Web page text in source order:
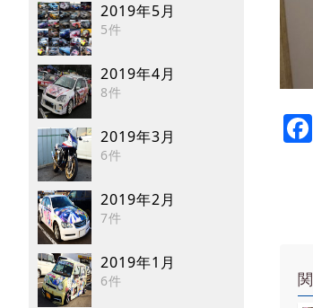
2019年5月
5件
2019年4月
8件
2019年3月
6件
2019年2月
7件
2019年1月
6件